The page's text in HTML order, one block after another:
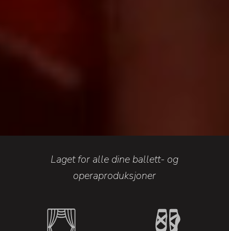
Laget for alle dine ballett- og
operaproduksjoner